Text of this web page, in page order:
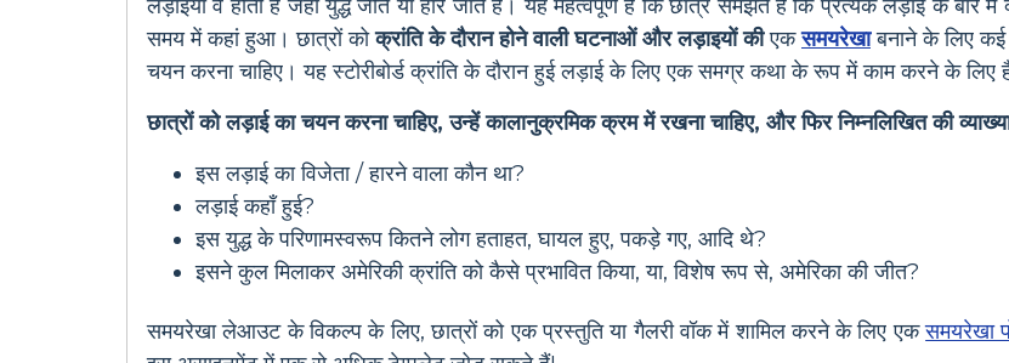
लड़ाइयाँ वे होती हैं जहाँ युद्ध जीते या हारे जाते हैं। यह महत्वपूर्ण है कि छात्र समझते हैं कि प्रत्येक लड़ाई के बारे
समय में कहां हुआ। छात्रों कोक्रांति के दौरान होने वाली घटनाओं और लड़ाइयों कीएकसमयरेखाबनाने के लिए कई
चयन करना चाहिए। यह स्टोरीबोर्ड क्रांति के दौरान हुई लड़ाई के लिए एक समग्र कथा के रूप में काम करने के लिए
छात्रों को लड़ाई का चयन करना चाहिए, उन्हें कालानुक्रमिक क्रम में रखना चाहिए, और फिर निम्नलिखित की
इस लड़ाई का विजेता / हारने वाला कौन था?
लड़ाई कहाँ हुई?
इस युद्ध के परिणामस्वरूप कितने लोग हताहत, घायल हुए, पकड़े गए, आदि थे?
इसने कुल मिलाकर अमेरिकी क्रांति को कैसे प्रभावित किया, या, विशेष रूप से, अमेरिका की जीत?
समयरेखा लेआउट के विकल्प के लिए, छात्रों को एक प्रस्तुति या गैलरी वॉक में शामिल करने के लिए एकसमयरेखा